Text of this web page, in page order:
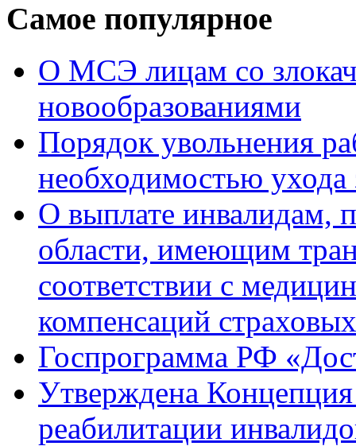
Самое популярное
О МСЭ лицам со
новообразованиями
Порядок увольнения
необходимостью
О выплате инвалидам,
области, имеющим
соответствии с
компенсаций
Госпрограмма РФ
Утверждена
реабилитации